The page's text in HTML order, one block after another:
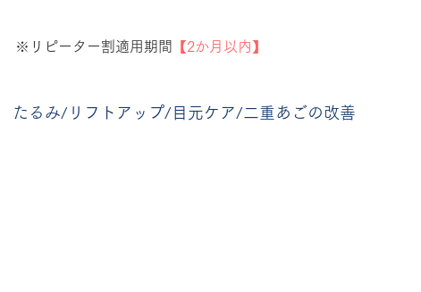
※リピーター割適用期間 【2か月以内】
たるみ/リフトアップ/目元ケア/二重あごの改善